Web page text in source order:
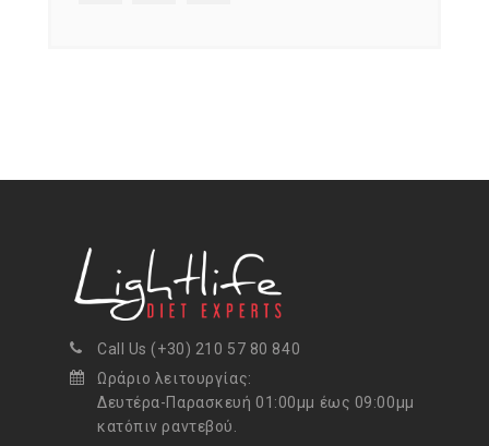
Call Us (+30) 210 57 80 840
Ωράριο λειτουργίας:
Δευτέρα-Παρασκευή 01:00μμ έως 09:00μμ
κατόπιν ραντεβού.